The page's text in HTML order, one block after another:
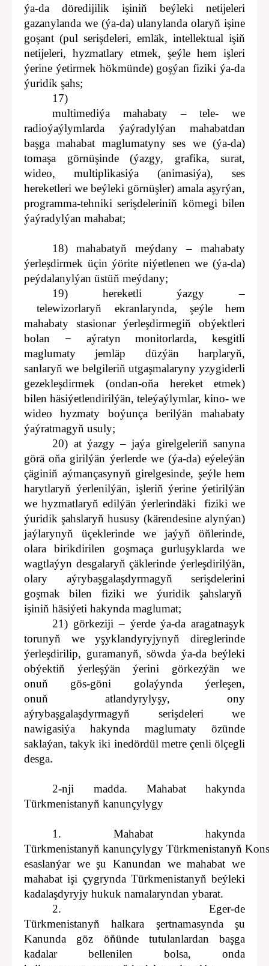
ýa-da döredijilik işiniň beýleki netijeleri
gazanylanda we (ýa-da) ulanylanda olaryň işine
goşant (pul serişdeleri, emläk, intellektual işiň
netijeleri, hyzmatlary etmek, şeýle hem işleri
ýerine ýetirmek hökmünde) goşýan fiziki ýa-da
ýuridik şahs;
17)
multimediýa mahabaty – tele- we
radioýaýlymlarda ýaýradylýan mahabatdan
başga mahabat maglumatyny ses we (ýa-da)
tomaşa görnüşinde (ýazgy, grafika, surat,
wideo, multiplikasiýa (animasiýa), ses
hereketleri we beýleki görnüşler) amala aşyrýan,
programma-tehniki serişdeleriniň kömegi bilen
ýaýradylýan mahabat;
18) mahabatyň meýdany – mahabaty
ýerleşdirmek üçin ýörite niýetlenen we (ýa-da)
peýdalanylýan üstüň meýdany;
19) hereketli ýazgy –
telewizorlaryň ekranlarynda, şeýle hem
mahabaty stasionar ýerleşdirmegiň obýektleri
bolan − aýratyn monitorlarda, kesgitli
maglumaty jemläp düzýän harplaryň,
sanlaryň we belgileriň utgaşmalaryny yzygiderli
gezekleşdirmek (ondan-oňa hereket etmek)
bilen häsiýetlendirilýän, teleýaýlymlar, kino- we
wideo hyzmaty boýunça berilýän mahabaty
ýaýratmagyň usuly;
20) at ýazgy – jaýa girelgeleriň sanyna
görä oňa girilýän ýerlerde we (ýa-da) eýeleýän
çäginiň aýmançasynyň girelgesinde, şeýle hem
harytlaryň ýerlenilýän, işleriň ýerine ýetirilýän
we hyzmatlaryň edilýän ýerlerindäki fiziki we
ýuridik şahslaryň hususy (kärendesine alynýan)
jaýlarynyň üçeklerinde we jaýyň öňlerinde,
olara birikdirilen goşmaça gurluşyklarda we
wagtlaýyn desgalaryň çäklerinde ýerleşdirilýän,
olary aýrybaşgalaşdyrmagyň serişdelerini
goşmak bilen fiziki we ýuridik şahslaryň
işiniň häsiýeti hakynda maglumat;
21) görkeziji – ýerde ýa-da aragatnaşyk
torunyň we yşyklandyryjynyň direglerinde
ýerleşdirilip, guramanyň, söwda ýa-da beýleki
obýektiň ýerleşýän ýerini görkezýän we
onuň gös-göni golaýynda ýerleşen,
onuň atlandyrylyşy, ony
aýrybaşgalaşdyrmagyň serişdeleri we
nawigasiýa hakynda maglumaty özünde
saklaýan, takyk iki inedördül metre çenli ölçegli
desga.
2-nji madda. Mahabat hakynda
Türkmenistanyň kanunçylygy
1. Mahabat hakynda
Türkmenistanyň kanunçylygy Türkmenistanyň
esaslanýar we şu Kanundan we mahabat we
mahabat işi çygrynda Türkmenistanyň beýleki
kadalaşdyryjy hukuk namalaryndan ybarat.
2. Eger-de
Türkmenistanyň halkara şertnamasynda şu
Kanunda göz öňünde tutulanlardan başga
kadalar bellenilen bolsa, onda